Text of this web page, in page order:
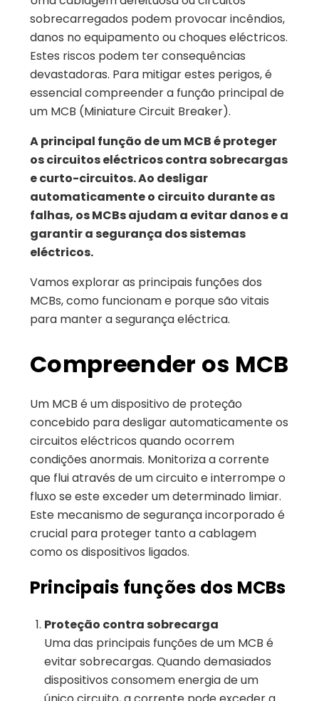
sobrecarregados podem provocar incêndios,
danos no equipamento ou choques eléctricos.
Estes riscos podem ter consequências
devastadoras. Para mitigar estes perigos, é
essencial compreender a função principal de
um MCB (Miniature Circuit Breaker).
A principal função de um MCB é proteger
os circuitos eléctricos contra sobrecargas
e curto-circuitos. Ao desligar
automaticamente o circuito durante as
falhas, os MCBs ajudam a evitar danos e a
garantir a segurança dos sistemas
eléctricos.
Vamos explorar as principais funções dos
MCBs, como funcionam e porque são vitais
para manter a segurança eléctrica.
Compreender os MCB
Um MCB é um dispositivo de proteção
concebido para desligar automaticamente os
circuitos eléctricos quando ocorrem
condições anormais. Monitoriza a corrente
que flui através de um circuito e interrompe o
fluxo se este exceder um determinado limiar.
Este mecanismo de segurança incorporado é
crucial para proteger tanto a cablagem
como os dispositivos ligados.
Principais funções dos MCBs
Proteção contra sobrecarga
Uma das principais funções de um MCB é
evitar sobrecargas. Quando demasiados
dispositivos consomem energia de um